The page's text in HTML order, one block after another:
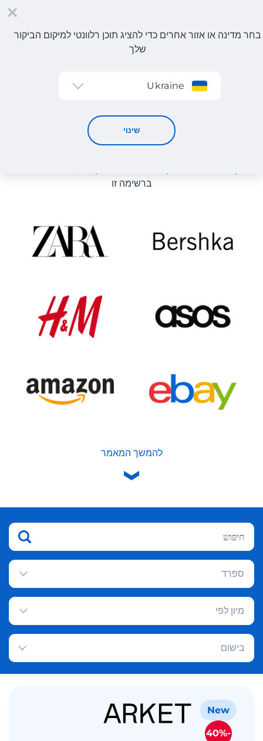
בחר מדינה או אזור אחרים כדי להציג תוכן רלוונטי למיקום הביקור
שלך
Ukraine
שינוי
קטלוג חנויות
קטלוג חנויות
ברשימה זו
להמשך המאמר
ספרד
מיון לפי
בישום
New
-40%